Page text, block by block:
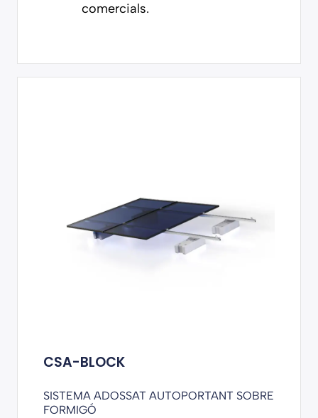
comercials.
CSA-BLOCK
SISTEMA ADOSSAT AUTOPORTANT SOBRE
FORMIGÓ